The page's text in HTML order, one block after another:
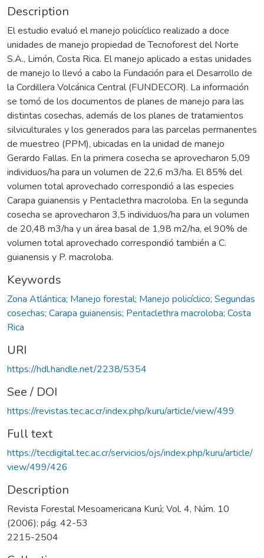
Description
El estudio evaluó el manejo policíclico realizado a doce
unidades de manejo propiedad de Tecnoforest del Norte
S.A., Limón, Costa Rica. El manejo aplicado a estas unidades
de manejo lo llevó a cabo la Fundación para el Desarrollo de
la Cordillera Volcánica Central (FUNDECOR). La información
se tomó de los documentos de planes de manejo para las
distintas cosechas, además de los planes de tratamientos
silviculturales y los generados para las parcelas permanentes
de muestreo (PPM), ubicadas en la unidad de manejo
Gerardo Fallas. En la primera cosecha se aprovecharon 5,09
individuos/ha para un volumen de 22,6 m3/ha. El 85% del
volumen total aprovechado correspondió a las especies
Carapa guianensis y Pentaclethra macroloba. En la segunda
cosecha se aprovecharon 3,5 individuos/ha para un volumen
de 20,48 m3/ha y un área basal de 1,98 m2/ha, el 90% de
volumen total aprovechado correspondió también a C.
guianensis y P. macroloba.
Keywords
Zona Atlántica; Manejo forestal; Manejo policíclico; Segundas
cosechas; Carapa guianensis; Pentaclethra macroloba; Costa
Rica
URI
https://hdl.handle.net/2238/5354
See / DOI
https://revistas.tec.ac.cr/index.php/kuru/article/view/499
Full text
https://tecdigital.tec.ac.cr/servicios/ojs/index.php/kuru/article/
view/499/426
Description
Revista Forestal Mesoamericana Kurú; Vol. 4, Núm. 10
(2006); pág. 42-53
2215-2504